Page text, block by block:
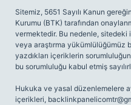
Sitemiz, 5651 Sayılı Kanun
Kurumu (BTK) tarafından
vermektedir. Bu nedenle,
veya araştırma yükümlülüğümüz
yazdıkları içeriklerin
bu sorumluluğu kabul etmiş
Hukuka ve yasal düzenlemelere
içerikleri,